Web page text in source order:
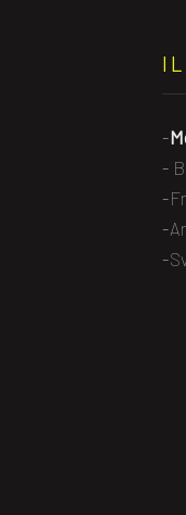
IL
-
-
-
-
-